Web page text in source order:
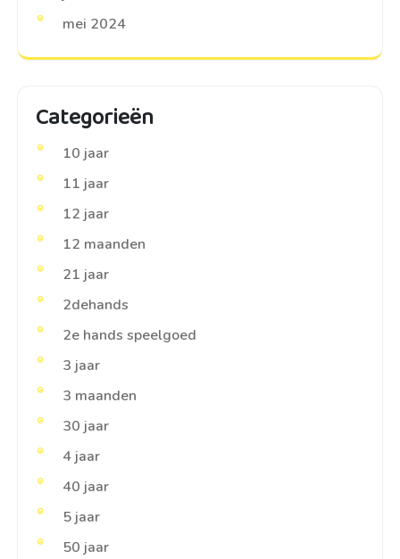
mei 2024
Categorieën
10 jaar
11 jaar
12 jaar
12 maanden
21 jaar
2dehands
2e hands speelgoed
3 jaar
3 maanden
30 jaar
4 jaar
40 jaar
5 jaar
50 jaar